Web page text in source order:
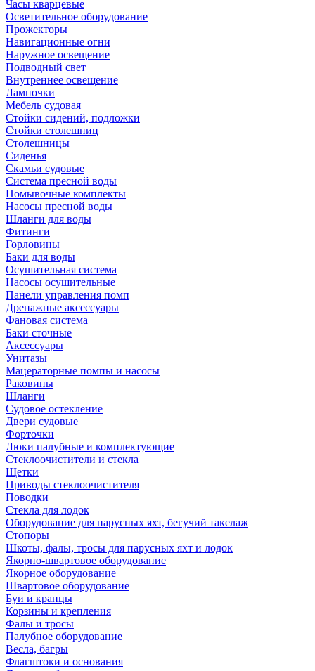
Часы кварцевые
Осветительное оборудование
Прожекторы
Навигационные огни
Наружное освещение
Подводный свет
Внутреннее освещение
Лампочки
Мебель судовая
Стойки сидений, подложки
Стойки столешниц
Столешницы
Сиденья
Скамьи судовые
Система пресной воды
Помывочные комплекты
Насосы пресной воды
Шланги для воды
Фитинги
Горловины
Баки для воды
Осушительная система
Насосы осушительные
Панели управления помп
Дренажные аксессуары
Фановая система
Баки сточные
Аксессуары
Унитазы
Мацераторные помпы и насосы
Раковины
Шланги
Судовое остекление
Двери судовые
Форточки
Люки палубные и комплектующие
Стеклоочистители и стекла
Щетки
Приводы стеклоочистителя
Поводки
Стекла для лодок
Оборудование для парусных яхт, бегучий такелаж
Стопоры
Шкоты, фалы, тросы для парусных яхт и лодок
Якорно-швартовое оборудование
Якорное оборудование
Швартовое оборудование
Буи и кранцы
Корзины и крепления
Фалы и тросы
Палубное оборудование
Весла, багры
Флагштоки и основания